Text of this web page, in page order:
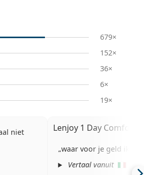
679×
152×
36×
6×
19×
niet
Lenjoy 1 Day Comfort
waar voor je geld ik
Vertaal vanuit